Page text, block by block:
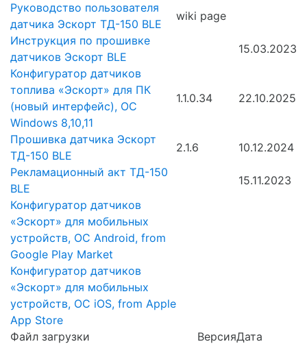
Руководство пользователя
датчика Эскорт ТД-150 BLE
wiki page
Инструкция по прошивке
датчиков Эскорт BLE
15.03.2023
Конфигуратор датчиков
топлива «Эскорт» для ПК
(новый интерфейс), ОС
Windows 8,10,11
1.1.0.34 22.10.2025
Прошивка датчика Эскорт
ТД-150 BLE
2.1.6
10.12.2024
Рекламационный акт ТД-150
BLE
15.11.2023
Конфигуратор датчиков
«Эскорт» для мобильных
устройств, ОС Android, from
Google Play Market
Конфигуратор датчиков
«Эскорт» для мобильных
устройств, ОС iOS, from Apple
App Store
Файл загрузки
ВерсияДата